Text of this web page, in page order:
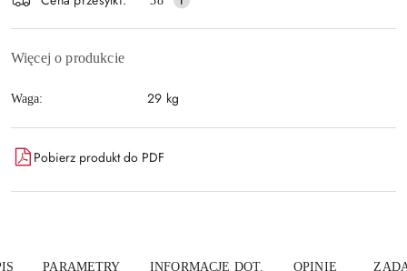
dostawa
Więcej o produkcie
Waga: 29 kg
Pobierz produkt do PDF
PARAMETRY
INFORMACJE DOT.
OPINIE